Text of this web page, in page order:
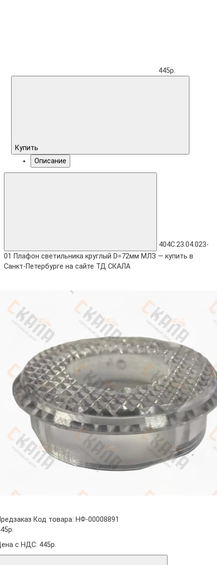
445р.
Купить
Описание
404С.23.04.023-
01 Плафон светильника круглый D=72мм МЛЗ — купить в
Санкт-Петербурге на сайте ТД СКАЛА
Код товара: НФ-00008891
с НДС: 445р.